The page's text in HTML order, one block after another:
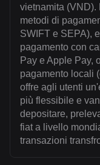
vietnamita (VND).
metodi di
SWIFT e SEPA),
pagamento con
Pay e Apple Pay,
pagamento locali
offre agli utenti
più flessibile e
depositare,
fiat a livello
transazioni